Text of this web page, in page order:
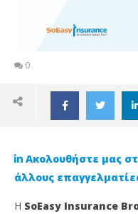
0
Ακολουθήστε μας
άλλους
Η SoEasy Insurance